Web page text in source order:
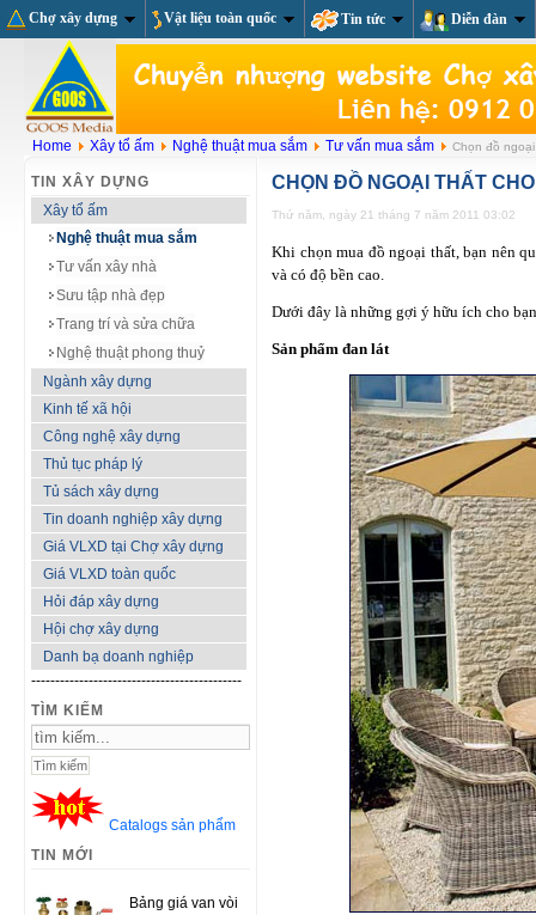
Chợ xây dựng Vật liệu toàn quốc Tin tức Diễn đàn
Home Xây tổ ấm Nghệ thuật mua sắm Tư vấn mua sắm Chọn đồ
TIN XÂY DỰNG
Xây tổ ấm
Nghệ thuật mua sắm
Tư vấn xây nhà
Sưu tập nhà đẹp
Trang trí và sửa chữa
Nghệ thuật phong thuỷ
Ngành xây dựng
Kinh tế xã hội
Công nghệ xây dựng
Thủ tục pháp lý
Tủ sách xây dựng
Tin doanh nghiệp xây dựng
Giá VLXD tại Chợ xây dựng
Giá VLXD toàn quốc
Hỏi đáp xây dựng
Hội chợ xây dựng
Danh bạ doanh nghiệp
--------------------------------------------
TÌM KIẾM
Catalogs sản phẩm
TIN MỚI
Bảng giá van vòi
CHỌN ĐỒ NGOẠI THẤT
Thứ năm, ngày 21 tháng 7 năm 2011 03:02
Khi chọn mua đồ ngoại thất, bạn nên
và có độ bền cao.
Dưới đây là những gợi ý hữu ích cho
Sản phẩm đan lát